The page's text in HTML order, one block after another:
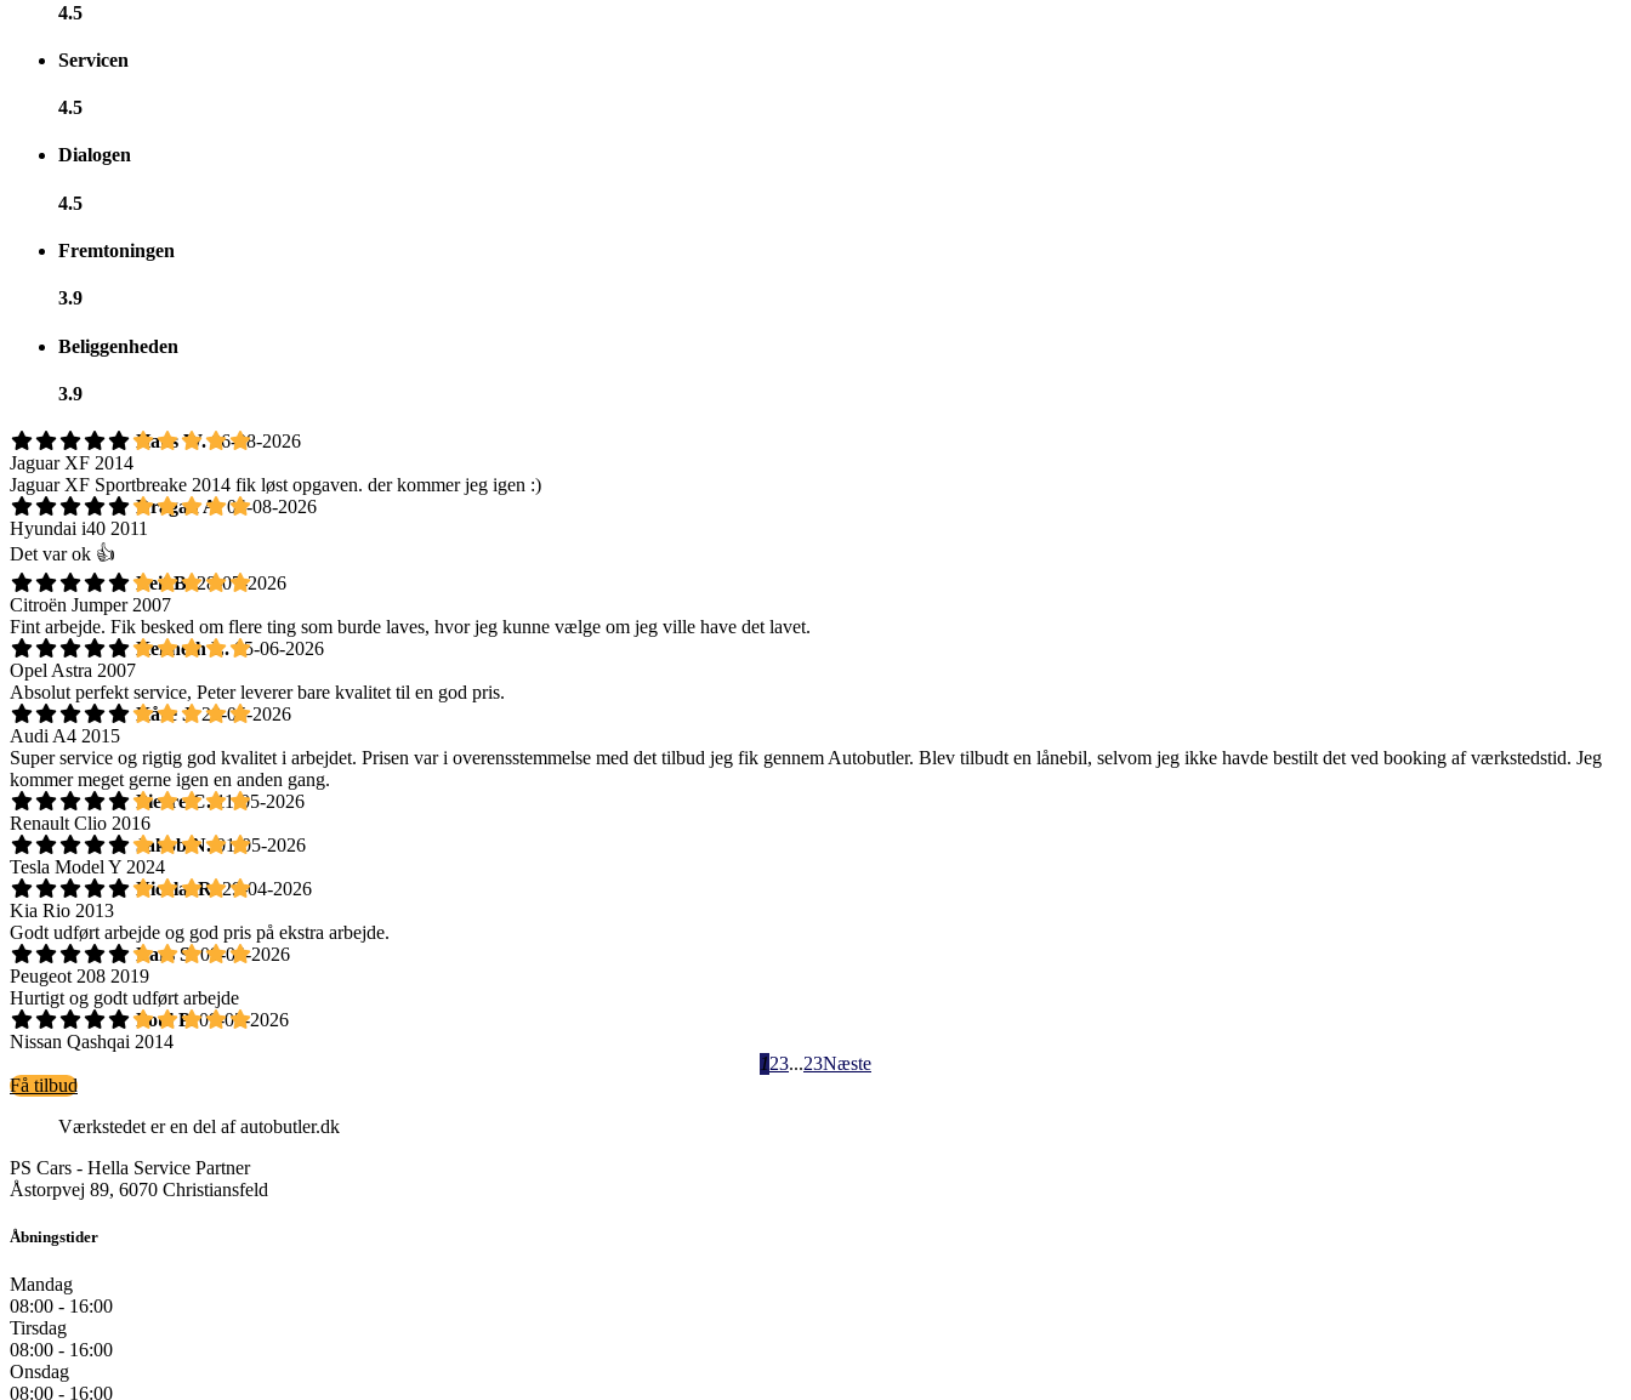
4.5
Servicen
4.5
Dialogen
4.5
Fremtoningen
3.9
Beliggenheden
3.9
Hans W. 06-08-2026
Jaguar XF 2014
Jaguar XF Sportbreake 2014 fik løst opgaven. der kommer jeg igen :)
Dragan A. 04-08-2026
Hyundai i40 2011
Det var ok 👍
Leif B. 28-07-2026
Citroën Jumper 2007
Fint arbejde. Fik besked om flere ting som burde laves, hvor jeg kunne vælge om jeg ville have det lavet.
Kenneth L. 05-06-2026
Opel Astra 2007
Absolut perfekt service, Peter leverer bare kvalitet til en god pris.
Kåre J. 28-05-2026
Audi A4 2015
Super service og rigtig god kvalitet i arbejdet. Prisen var i overensstemmelse med det tilbud jeg fik gennem Autobutler. Blev tilbudt en lånebil, selvom jeg ikke havde bestilt det ved booking af værkstedstid. Jeg
kommer meget gerne igen en anden gang.
Pierre C. 11-05-2026
Renault Clio 2016
Jakob N. 01-05-2026
Tesla Model Y 2024
Nicolai R. 29-04-2026
Kia Rio 2013
Godt udført arbejde og god pris på ekstra arbejde.
Lars S. 09-04-2026
Peugeot 208 2019
Hurtigt og godt udført arbejde
Poul P. 09-03-2026
Nissan Qashqai 2014
123...23Næste
Få tilbud
Værkstedet er en del af autobutler.dk
PS Cars - Hella Service Partner
Åstorpvej 89, 6070 Christiansfeld
Åbningstider
Mandag
08:00 - 16:00
Tirsdag
08:00 - 16:00
Onsdag
08:00 - 16:00